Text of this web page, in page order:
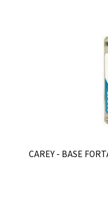
CAREY - BASE